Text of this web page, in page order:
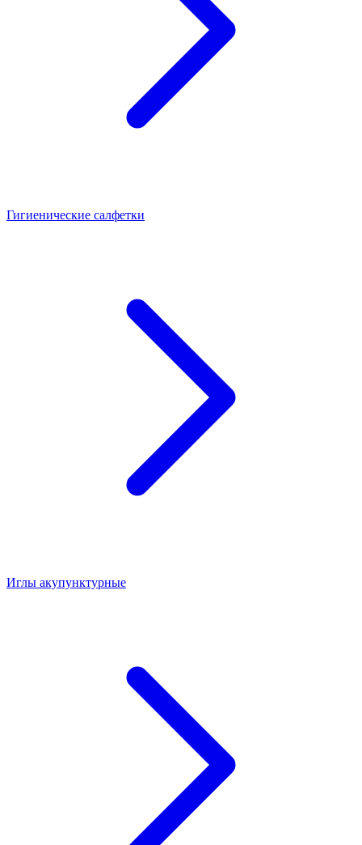
Гигиенические салфетки
Иглы акупунктурные